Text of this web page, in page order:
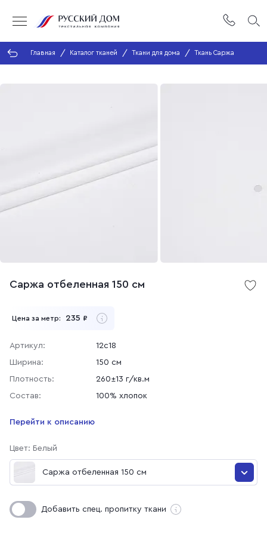
Главная Каталог тканей Ткани для дома Ткань Саржа
Саржа отбеленная 150 см
Цена за метр: 235 ₽
Артикул:
12с18
Ширина:
150 см
Плотность:
260±13 г/кв.м
Состав:
100% хлопок
Перейти к описанию
Цвет: Белый
Саржа отбеленная 150 см
Саржа гладкокрашеная 150 см, 038 Бордо
Добавить спец. пропитку ткани